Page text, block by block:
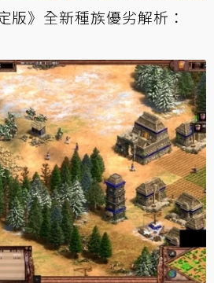
版》全新種族優劣解析：